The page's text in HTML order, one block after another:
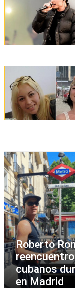
Roberto
cubanos
en Madrid